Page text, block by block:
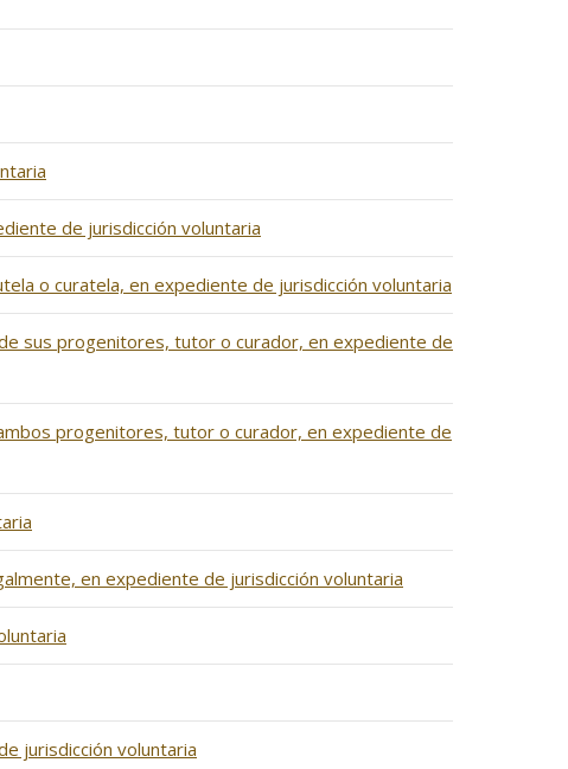
de jurisdicción voluntaria
o curatela, en expediente de jurisdicción voluntaria
sus progenitores, tutor o curador, en expediente de
progenitores, tutor o curador, en expediente de
en expediente de jurisdicción voluntaria
jurisdicción voluntaria